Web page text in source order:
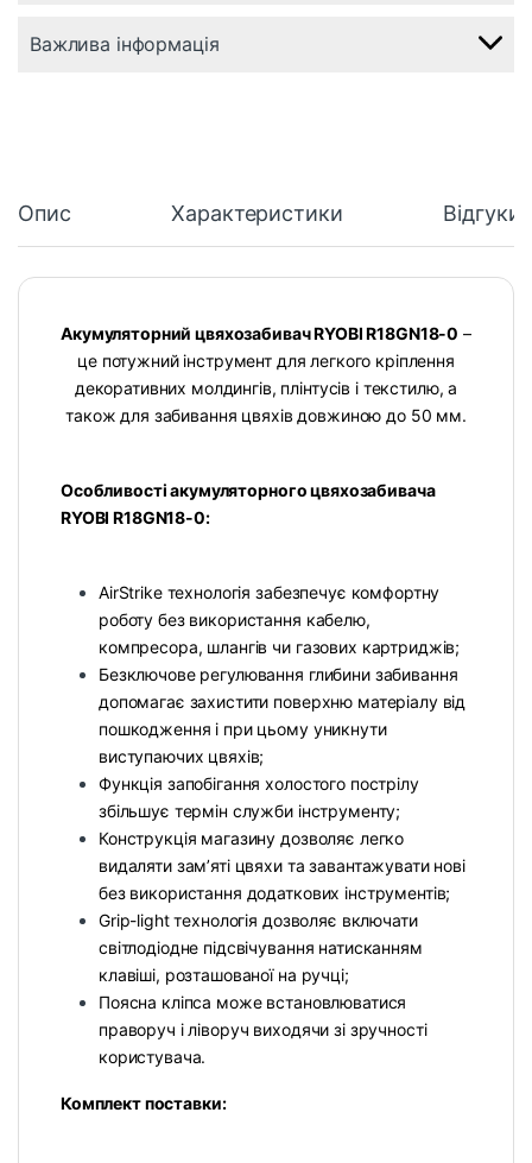
Важлива інформація
Опис Характеристики Відгуки
Акумуляторний цвяхозабивач RYOBI R18GN18-0 –
це потужний інструмент для легкого кріплення
декоративних молдингів, плінтусів і текстилю, а
також для забивання цвяхів довжиною до 50 мм.
Особливості акумуляторного цвяхозабивача
RYOBI R18GN18-0:
AirStrike технологія забезпечує комфортну
роботу без використання кабелю,
компресора, шлангів чи газових картриджів;
Безключове регулювання глибини забивання
допомагає захистити поверхню матеріалу від
пошкодження і при цьому уникнути
виступаючих цвяхів;
Функція запобігання холостого пострілу
збільшує термін служби інструменту;
Конструкція магазину дозволяє легко
видаляти зам’яті цвяхи та завантажувати нові
без використання додаткових інструментів;
Grip-light технологія дозволяє включати
світлодіодне підсвічування натисканням
клавіші, розташованої на ручці;
Поясна кліпса може встановлюватися
праворуч і ліворуч виходячи зі зручності
користувача.
Комплект поставки: